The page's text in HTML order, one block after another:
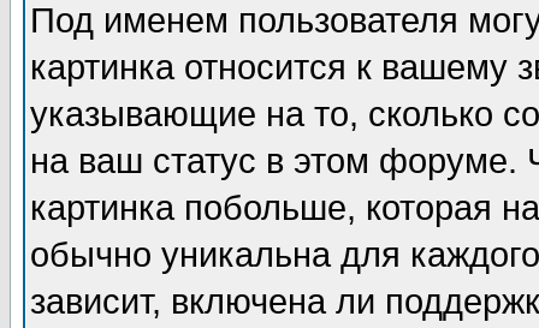
Под именем пользователя
картинка относится к вашему
указывающие на то, сколько
на ваш статус в этом форуме.
картинка побольше, которая
обычно уникальна для
зависит, включена ли